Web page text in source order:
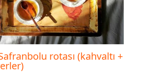
rotası (kahvaltı +